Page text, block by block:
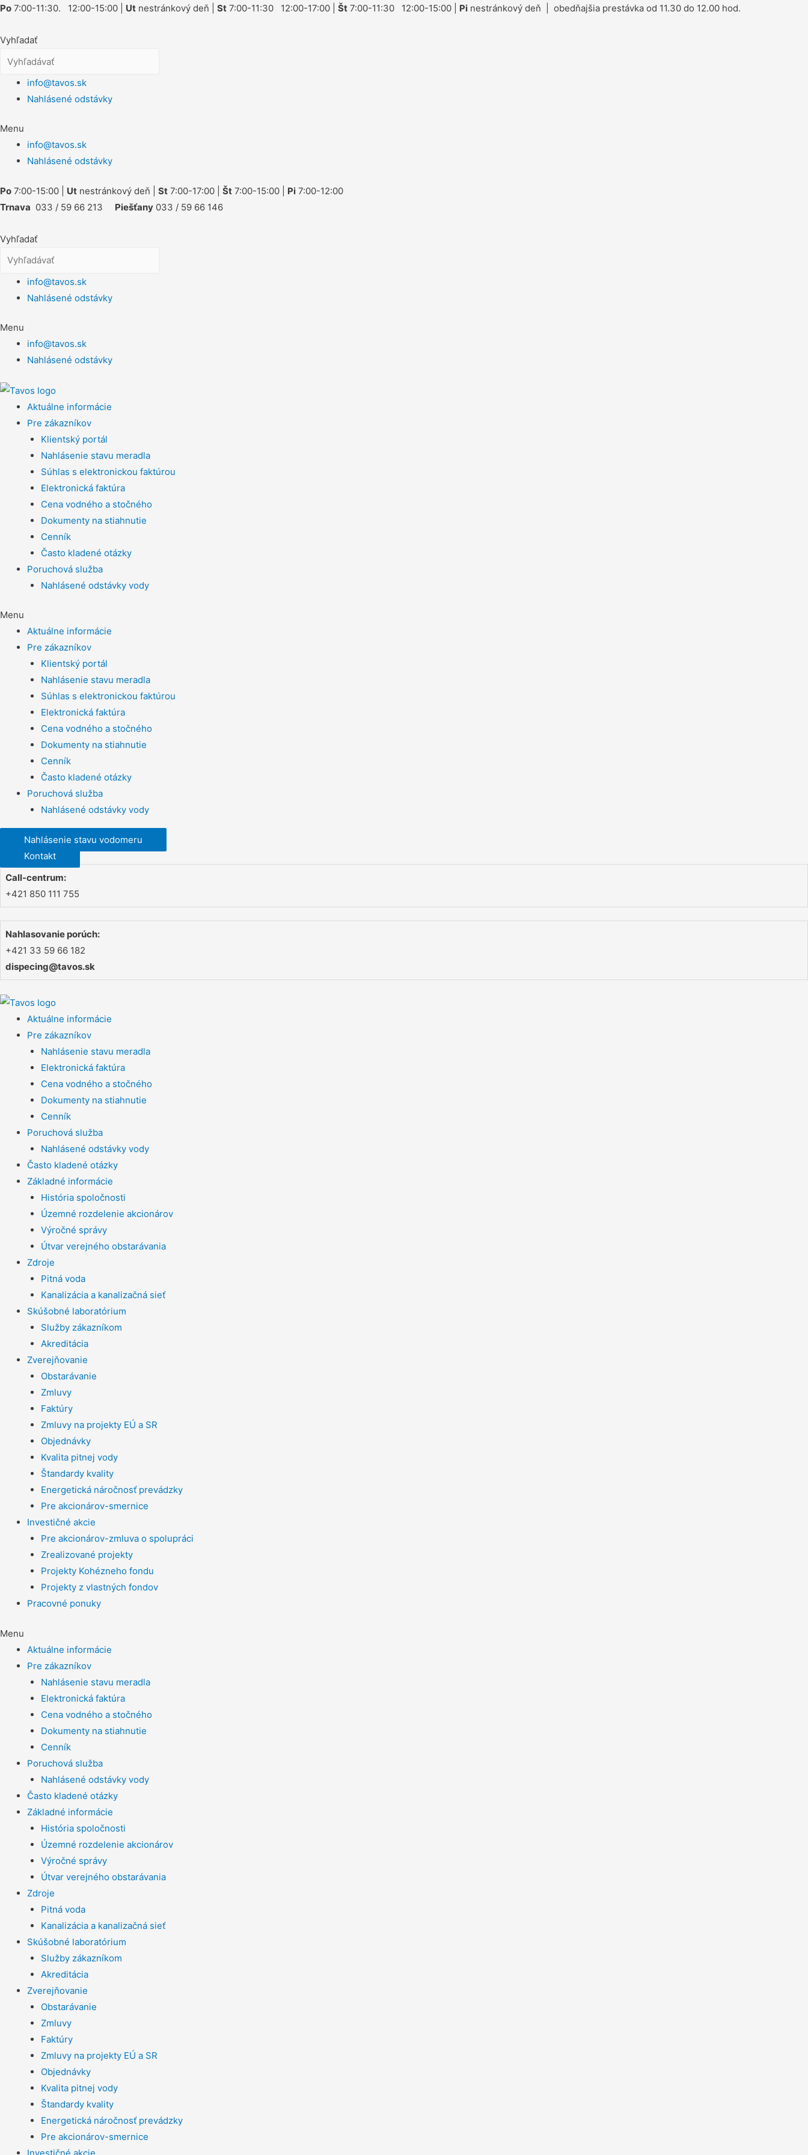
Po 7:00-11:30. 12:00-15:00 | Ut nestránkový deň | St 7:00-11:30 12:00-17:00 | Št 7:00-11:30 12:00-15:00 | Pi nestránkový deň | obedňajšia prestávka od 11.30 do 12.00 hod.
Vyhľadať
info@tavos.sk
Nahlásené odstávky
Menu
info@tavos.sk
Nahlásené odstávky
Po 7:00-15:00 | Ut nestránkový deň | St 7:00-17:00 | Št 7:00-15:00 | Pi 7:00-12:00
Trnava 033 / 59 66 213 Piešťany 033 / 59 66 146
Vyhľadať
info@tavos.sk
Nahlásené odstávky
Menu
info@tavos.sk
Nahlásené odstávky
Aktuálne informácie
Pre zákazníkov
Klientský portál
Nahlásenie stavu meradla
Súhlas s elektronickou faktúrou
Elektronická faktúra
Cena vodného a stočného
Dokumenty na stiahnutie
Cenník
Často kladené otázky
Poruchová služba
Nahlásené odstávky vody
Menu
Aktuálne informácie
Pre zákazníkov
Klientský portál
Nahlásenie stavu meradla
Súhlas s elektronickou faktúrou
Elektronická faktúra
Cena vodného a stočného
Dokumenty na stiahnutie
Cenník
Často kladené otázky
Poruchová služba
Nahlásené odstávky vody
Nahlásenie stavu vodomeru
Kontakt
Call-centrum:
+421 850 111 755
Nahlasovanie porúch:
+421 33 59 66 182
dispecing@tavos.sk
Aktuálne informácie
Pre zákazníkov
Nahlásenie stavu meradla
Elektronická faktúra
Cena vodného a stočného
Dokumenty na stiahnutie
Cenník
Poruchová služba
Nahlásené odstávky vody
Často kladené otázky
Základné informácie
História spoločnosti
Územné rozdelenie akcionárov
Výročné správy
Útvar verejného obstarávania
Zdroje
Pitná voda
Kanalizácia a kanalizačná sieť
Skúšobné laboratórium
Služby zákazníkom
Akreditácia
Zverejňovanie
Obstarávanie
Zmluvy
Faktúry
Zmluvy na projekty EÚ a SR
Objednávky
Kvalita pitnej vody
Štandardy kvality
Energetická náročnosť prevádzky
Pre akcionárov-smernice
Investičné akcie
Pre akcionárov-zmluva o spolupráci
Zrealizované projekty
Projekty Kohézneho fondu
Projekty z vlastných fondov
Pracovné ponuky
Menu
Aktuálne informácie
Pre zákazníkov
Nahlásenie stavu meradla
Elektronická faktúra
Cena vodného a stočného
Dokumenty na stiahnutie
Cenník
Poruchová služba
Nahlásené odstávky vody
Často kladené otázky
Základné informácie
História spoločnosti
Územné rozdelenie akcionárov
Výročné správy
Útvar verejného obstarávania
Zdroje
Pitná voda
Kanalizácia a kanalizačná sieť
Skúšobné laboratórium
Služby zákazníkom
Akreditácia
Zverejňovanie
Obstarávanie
Zmluvy
Faktúry
Zmluvy na projekty EÚ a SR
Objednávky
Kvalita pitnej vody
Štandardy kvality
Energetická náročnosť prevádzky
Pre akcionárov-smernice